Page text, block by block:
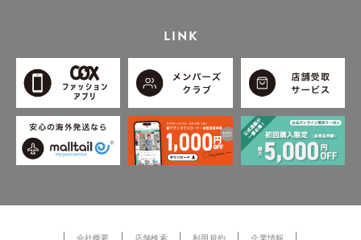
LINK
会社概要 店舗検索 利用規約 企業情報